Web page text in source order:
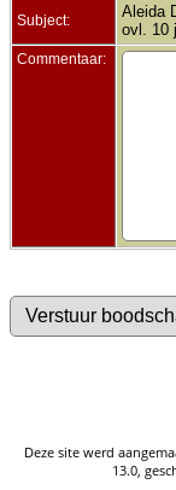
Subject:
Aleida
ovl. 10
Commentaar:
Deze site werd
13.0,